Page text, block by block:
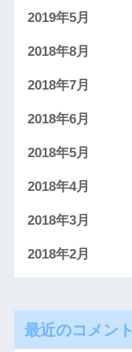
2019年5月
2018年8月
2018年7月
2018年6月
2018年5月
2018年4月
2018年3月
2018年2月
最近のコメント